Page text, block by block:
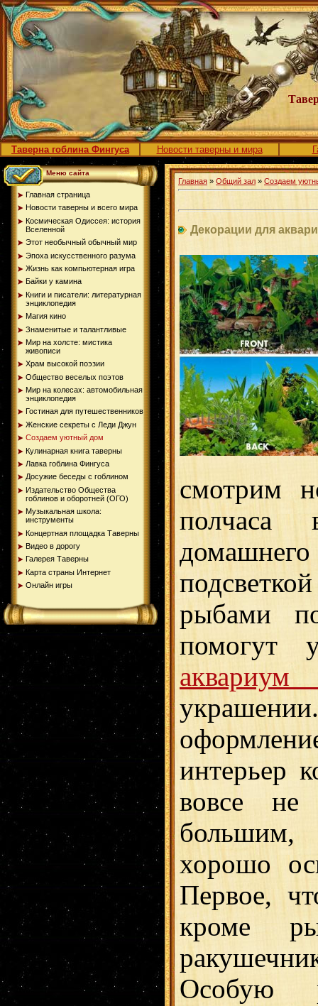
Таверна гоблина Фингуса Новости таверны и мира
Меню сайта
Главная страница
Новости таверны и всего мира
Космическая Одиссея: история
Вселенной
Этот необычный обычный мир
Эпоха искусственного разума
Жизнь как компьютерная игра
Байки у камина
Книги и писатели: литературная
энциклопедия
Магия кино
Знаменитые и талантливые
Мир на холсте: мистика
живописи
Храм высокой поэзии
Общество веселых поэтов
Мир на колесах: автомобильная
энциклопедия
Гостиная для путешественников
Женские секреты с Леди Джун
Создаем уютный дом
Кулинарная книга таверны
Лавка гоблина Фингуса
Досужие беседы с гоблином
Издательство Общества
гоблинов и оборотней (ОГО)
Музыкальная школа:
инструменты
Концертная площадка Таверны
Видео в дорогу
Галерея Таверны
Карта страны Интернет
Онлайн игры
Главная » Общий зал » Создаем
Декорации для
смотрим
полчаса
рыбами
помогут
интерьер
вовсе не
хорошо
Первое,
кроме
Особую